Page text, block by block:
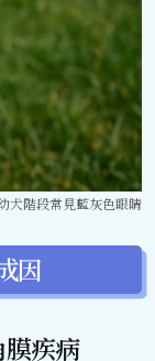
犬階段常見藍灰色眼睛
因
疾病